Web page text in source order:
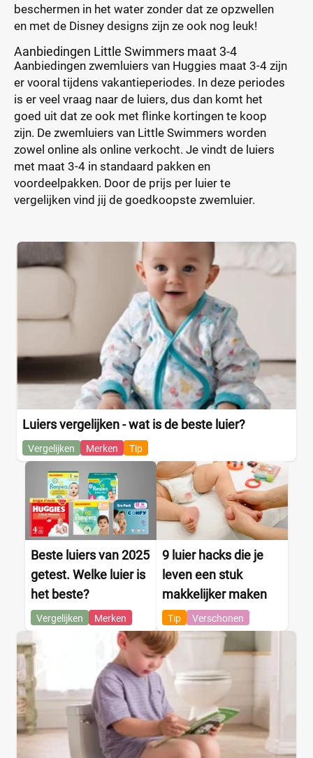
beschermen in het water zonder dat ze opzwellen
en met de Disney designs zijn ze ook nog leuk!
Aanbiedingen Little Swimmers maat 3-4
Aanbiedingen zwemluiers van Huggies maat 3-4 zijn
er vooral tijdens vakantieperiodes. In deze periodes
is er veel vraag naar de luiers, dus dan komt het
goed uit dat ze ook met flinke kortingen te koop
zijn. De zwemluiers van Little Swimmers worden
zowel online als online verkocht. Je vindt de luiers
met maat 3-4 in standaard pakken en
voordeelpakken. Door de prijs per luier te
vergelijken vind jij de goedkoopste zwemluier.
Luiers vergelijken - wat is de beste luier?
Vergelijken Merken Tip
Beste luiers van 2025
getest. Welke luier is
het beste?
Vergelijken Merken
9 luier hacks die je
leven een stuk
makkelijker maken
Tip Verschonen